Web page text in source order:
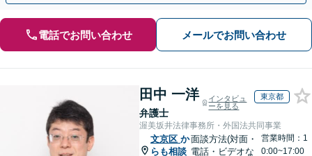
電話でお問い合わせ メールでお問い合わせ
田中 一洋
弁護士
インタビュ
ーを見る
東京都
渥美坂井法律事務所・外国法共同事業
文京区 か
らも相談
面談方法(対面・
電話・ビデオな
営業時間：1
0:00~17:00